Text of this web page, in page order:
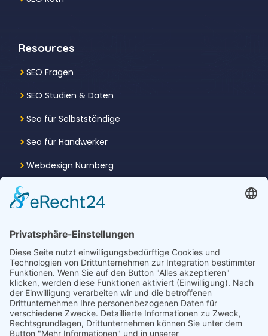
Resources
SEO Fragen
SEO Studien & Daten
Seo für Selbstständige
Seo für Handwerker
Webdesign Nürnberg
Kontakt
SEOTT
Alexander Ott
Luidolfstr. 6
90574 Roßtal
E-Mail:info@seott.de